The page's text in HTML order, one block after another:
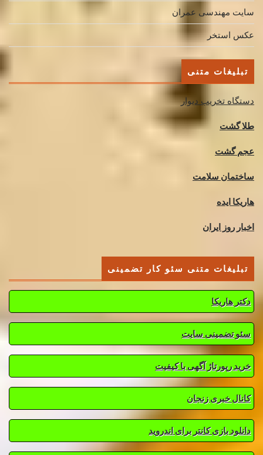
سایت مهندسی عمران
عکس استخر
تبلیغات متنی
دستگاه تخریب دیوار
طلا گشت
عجم گشت
ساختمان سلامت
هاریکا ایده
اخبار روز ایران
تبلیغات متنی سئو کار تضمینی
دکتر هاریکا
سئو تضمینی سایت
خرید رپورتاژ آگهی با کیفیت
کانال خبری زنجان
دانلود بازی کانتر برای اندروید